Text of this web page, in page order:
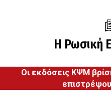
Η Ρωσική
Οι εκδόσεις ΚΨΜ